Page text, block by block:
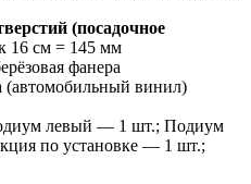
(посадочное
16 см = 145 мм
фанера
(автомобильный винил)
левый — 1 шт.; Подиум
по установке — 1 шт.;